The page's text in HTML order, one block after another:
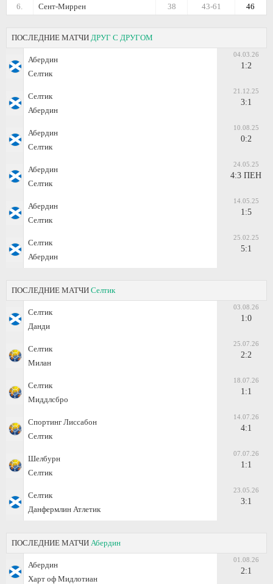
6. Сент-Миррен 46
43-61
38
ПОСЛЕДНИЕ МАТЧИ ДРУГ С ДРУГОМ
Абердин
Селтик
04.03.26
1:2
Селтик
Абердин
21.12.25
3:1
Абердин
Селтик
10.08.25
0:2
Абердин
Селтик
24.05.25
4:3 ПЕН
Абердин
Селтик
14.05.25
1:5
Селтик
Абердин
25.02.25
5:1
ПОСЛЕДНИЕ МАТЧИ Селтик
Селтик
Данди
03.08.26
1:0
Селтик
Милан
25.07.26
2:2
Селтик
Миддлсбро
18.07.26
1:1
Спортинг Лиссабон
Селтик
14.07.26
4:1
Шелбурн
Селтик
07.07.26
1:1
Селтик
Данфермлин Атлетик
23.05.26
3:1
ПОСЛЕДНИЕ МАТЧИ Абердин
Абердин
Харт оф Мидлотиан
01.08.26
2:1